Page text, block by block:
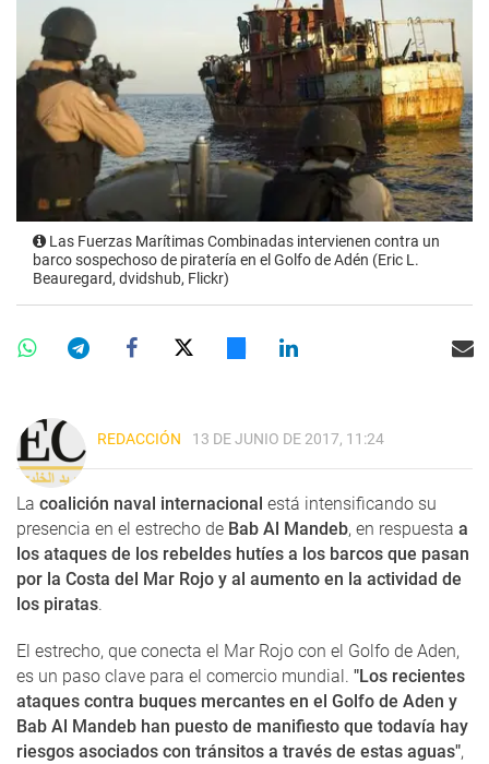
Las Fuerzas Marítimas Combinadas intervienen contra un
barco sospechoso de piratería en el Golfo de Adén (Eric L.
Beauregard, dvidshub, Flickr)
REDACCIÓN 13 DE JUNIO DE 2017, 11:24
La coalición naval internacional está intensificando su
presencia en el estrecho de Bab Al Mandeb, en respuesta a
los ataques de los rebeldes hutíes a los barcos que pasan
por la Costa del Mar Rojo y al aumento en la actividad de
los piratas.
El estrecho, que conecta el Mar Rojo con el Golfo de Aden,
es un paso clave para el comercio mundial. "Los recientes
ataques contra buques mercantes en el Golfo de Aden y
Bab Al Mandeb han puesto de manifiesto que todavía hay
riesgos asociados con tránsitos a través de estas aguas",